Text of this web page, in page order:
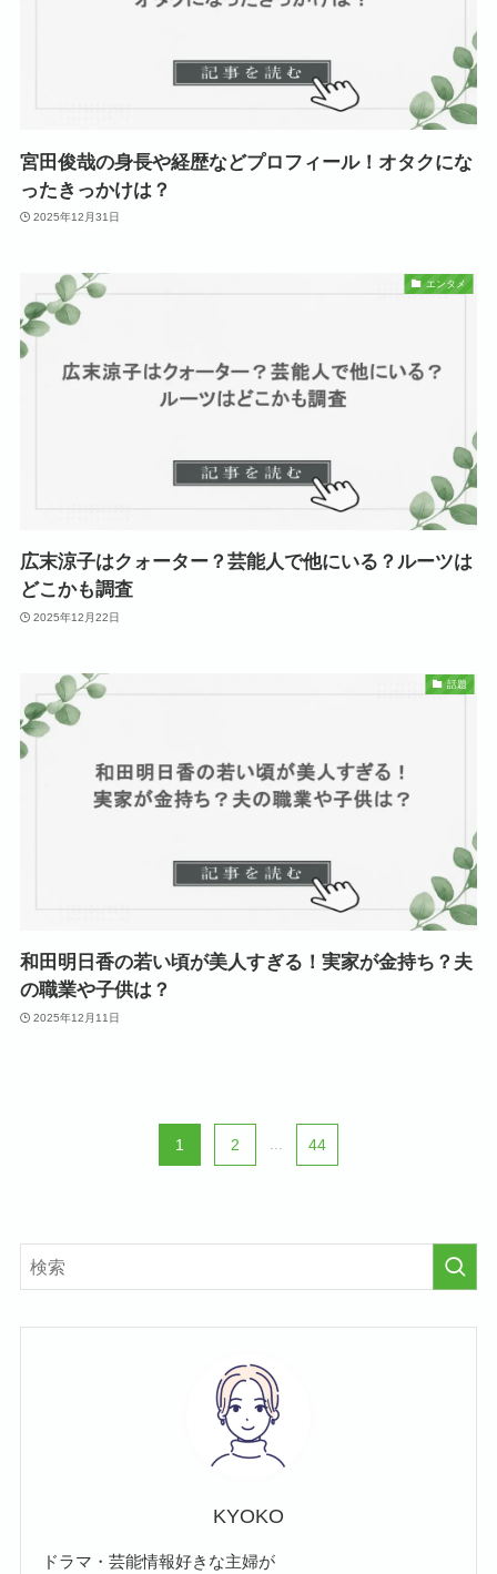
宮田俊哉の身長や経歴などプロフィール！オタクにな
ったきっかけは？
2025年12月31日
エンタメ
広末涼子はクォーター？芸能人で他にいる？ルーツは
どこかも調査
2025年12月22日
話題
和田明日香の若い頃が美人すぎる！実家が金持ち？夫
の職業や子供は？
2025年12月11日
1 2 44
KYOKO
ドラマ・芸能情報好きな主婦が